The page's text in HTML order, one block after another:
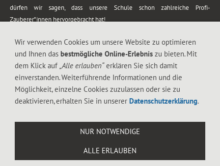
dürfen wir sagen, dass unsere Schule schon zahlreiche Profi-
Zauberer*innen hervorgebracht hat!
vom Kinderprogramm bis zur Tischzauberei. Lassen Sie sich faszinieren von
meiner Zauber-Sprech-Show, angerührt mit sprachlichen Sequenzen,
gewürzt mit Gags und visuellen Illusionen wie Kaninchen, Vasen, Seilen,
Flughafenstrasse 4, 8302 Kloten
Wir verwenden Cookies um unsere Website zu optimieren
und Ihnen das bestmögliche Online-Erlebnis zu bieten. Mit
dem Klick auf „Alle erlauben“erklären Sie sich damit
einverstanden. Weiterführende Informationen und die
Möglichkeit, einzelne Cookies zuzulassen oder sie zu
deaktivieren, erhalten Sie in unserer Datenschutzerklärung.
NUR NOTWENDIGE
ALLE ERLAUBEN